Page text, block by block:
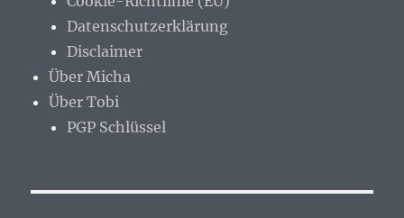
Datenschutzerklärung
Disclaimer
Über Micha
Über Tobi
PGP Schlüssel